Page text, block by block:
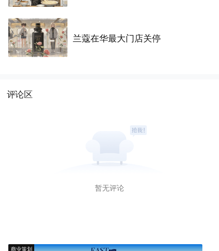
兰蔻在华最大门店关停
评论区
暂无评论
商业策划